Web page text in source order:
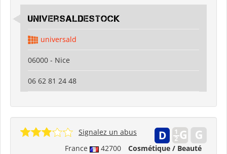
UniversalDestock
universald
06000 - Nice
06 62 81 24 48
France 42700 Cosmétique / Beauté
Signalez un abus